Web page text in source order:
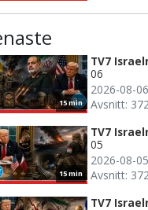
15 min
TV7
06
2026-08-
Avsnitt:
15 min
TV7
05
2026-08-
Avsnitt:
TV7